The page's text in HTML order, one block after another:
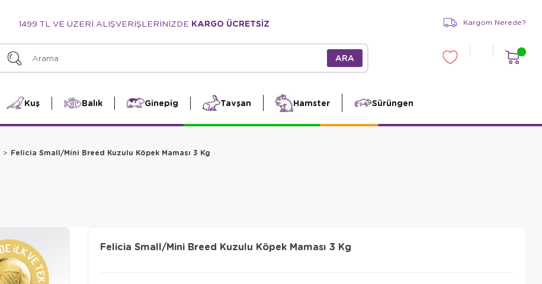
1499 TL VE ÜZERİ ALIŞVERİŞLERİNİZDE KARGO ÜCRETSİZ Kargom Nerede?
Kuş Balık Ginepig Tavşan Hamster Sürüngen
Felicia Small/Mini Breed Kuzulu Köpek Maması 3 Kg
Felicia Small/Mini Breed Kuzulu Köpek Maması 3 Kg